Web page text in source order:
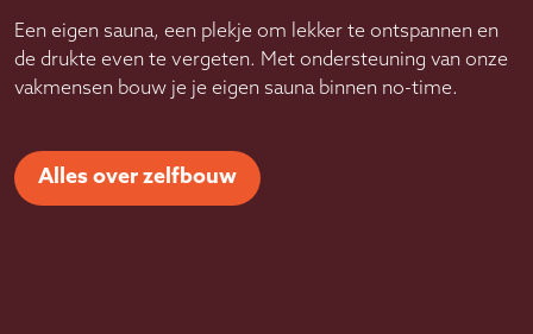
Een eigen sauna, een plekje om lekker te ontspannen en
de drukte even te vergeten. Met ondersteuning van onze
vakmensen bouw je je eigen sauna binnen no-time.
Alles over zelfbouw